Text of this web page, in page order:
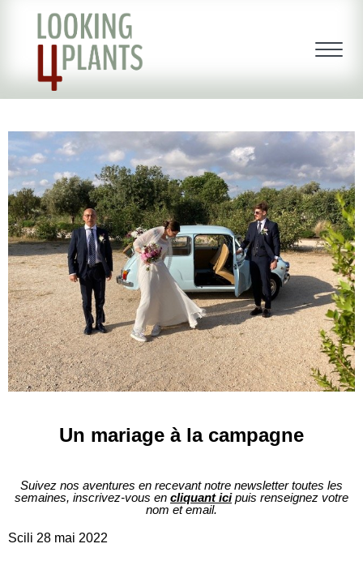
Un mariage à la campagne
Suivez nos aventures en recevant notre newsletter toutes les
semaines, inscrivez-vous en cliquant icipuis renseignez votre
nom et email.
Scili 28 mai 2022